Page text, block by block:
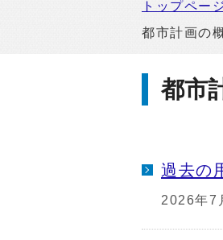
トップペー
都市計画の
都市
過去の
2026年7